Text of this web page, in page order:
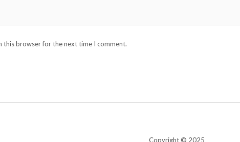
this browser for the next time I comment.
Copyright © 2025